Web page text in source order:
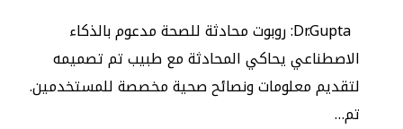
Dr.Gupta: روبوت محادثة للصحة مدعوم بالذكاء
الاصطناعي يحاكي المحادثة مع طبيب تم تصميمه
لتقديم معلومات ونصائح صحية مخصصة للمستخدمين.
تم…